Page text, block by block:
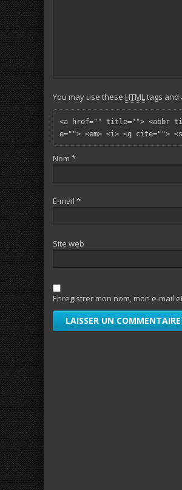
You may use these HTMLtags and
<a href="" title=""> <abbr
e=""> <em> <i> <q cite="">
Nom *
E-mail *
Site web
Enregistrer mon nom, mon e-mail